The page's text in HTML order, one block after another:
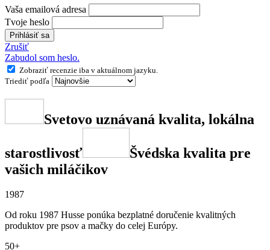
Vaša emailová adresa
Tvoje heslo
Prihlásiť sa
Zrušiť
Zabudol som heslo.
Zobraziť recenzie iba v aktuálnom jazyku.
Triediť podľa
Svetovo uznávaná kvalita, lokálna
starostlivosť
Švédska kvalita pre
vašich miláčikov
1987
Od roku 1987 Husse ponúka bezplatné doručenie kvalitných
produktov pre psov a mačky do celej Európy.
50+